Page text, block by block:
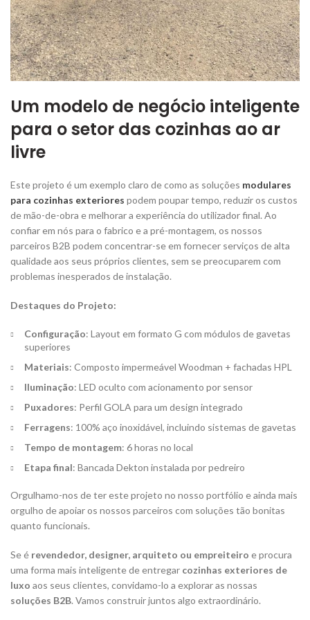
Um modelo de negócio inteligente
para o setor das cozinhas ao ar
livre
Este projeto é um exemplo claro de como as soluções modulares
para cozinhas exteriores podem poupar tempo, reduzir os custos
de mão-de-obra e melhorar a experiência do utilizador final. Ao
confiar em nós para o fabrico e a pré-montagem, os nossos
parceiros B2B podem concentrar-se em fornecer serviços de alta
qualidade aos seus próprios clientes, sem se preocuparem com
problemas inesperados de instalação.
Destaques do Projeto:
Configuração: Layout em formato G com módulos de gavetas
superiores
Materiais: Composto impermeável Woodman + fachadas HPL
Iluminação: LED oculto com acionamento por sensor
Puxadores: Perfil GOLA para um design integrado
Ferragens: 100% aço inoxidável, incluindo sistemas de gavetas
Tempo de montagem: 6 horas no local
Etapa final: Bancada Dekton instalada por pedreiro
Orgulhamo-nos de ter este projeto no nosso portfólio e ainda mais
orgulho de apoiar os nossos parceiros com soluções tão bonitas
quanto funcionais.
Se é revendedor, designer, arquiteto ou empreiteiro e procura
uma forma mais inteligente de entregar cozinhas exteriores de
luxo aos seus clientes, convidamo-lo a explorar as nossas
soluções B2B. Vamos construir juntos algo extraordinário.